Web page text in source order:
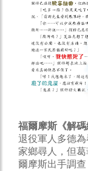
福爾摩斯《解
退役軍人多德
家鄉尋人，但
爾摩斯出手調